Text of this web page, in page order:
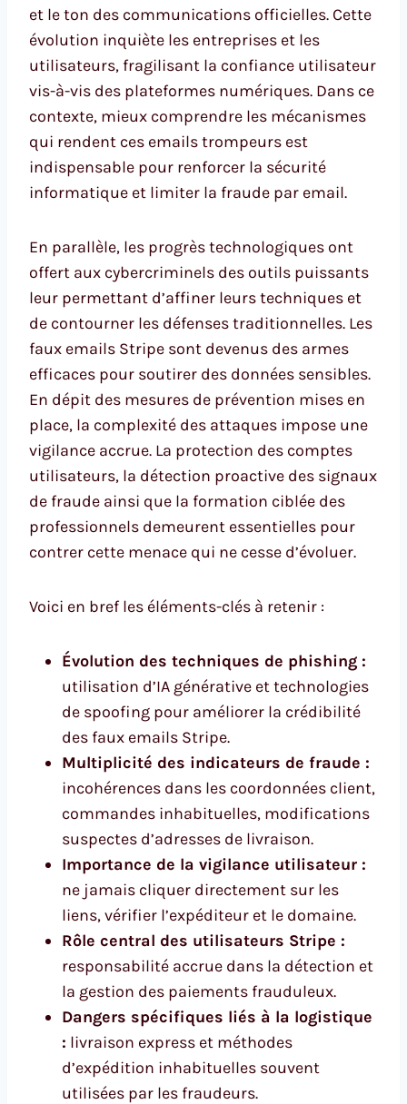
et le ton des communications officielles. Cette
évolution inquiète les entreprises et les
utilisateurs, fragilisant la confiance utilisateur
vis-à-vis des plateformes numériques. Dans ce
contexte, mieux comprendre les mécanismes
qui rendent ces emails trompeurs est
indispensable pour renforcer la sécurité
informatique et limiter la fraude par email.
En parallèle, les progrès technologiques ont
offert aux cybercriminels des outils puissants
leur permettant d’affiner leurs techniques et
de contourner les défenses traditionnelles. Les
faux emails Stripe sont devenus des armes
efficaces pour soutirer des données sensibles.
En dépit des mesures de prévention mises en
place, la complexité des attaques impose une
vigilance accrue. La protection des comptes
utilisateurs, la détection proactive des signaux
de fraude ainsi que la formation ciblée des
professionnels demeurent essentielles pour
contrer cette menace qui ne cesse d’évoluer.
Voici en bref les éléments-clés à retenir :
Évolution des techniques de phishing :
utilisation d’IA générative et technologies
de spoofing pour améliorer la crédibilité
des faux emails Stripe.
Multiplicité des indicateurs de fraude :
incohérences dans les coordonnées client,
commandes inhabituelles, modifications
suspectes d’adresses de livraison.
Importance de la vigilance utilisateur :
ne jamais cliquer directement sur les
liens, vérifier l’expéditeur et le domaine.
Rôle central des utilisateurs Stripe :
responsabilité accrue dans la détection et
la gestion des paiements frauduleux.
Dangers spécifiques liés à la logistique
: livraison express et méthodes
d’expédition inhabituelles souvent
utilisées par les fraudeurs.